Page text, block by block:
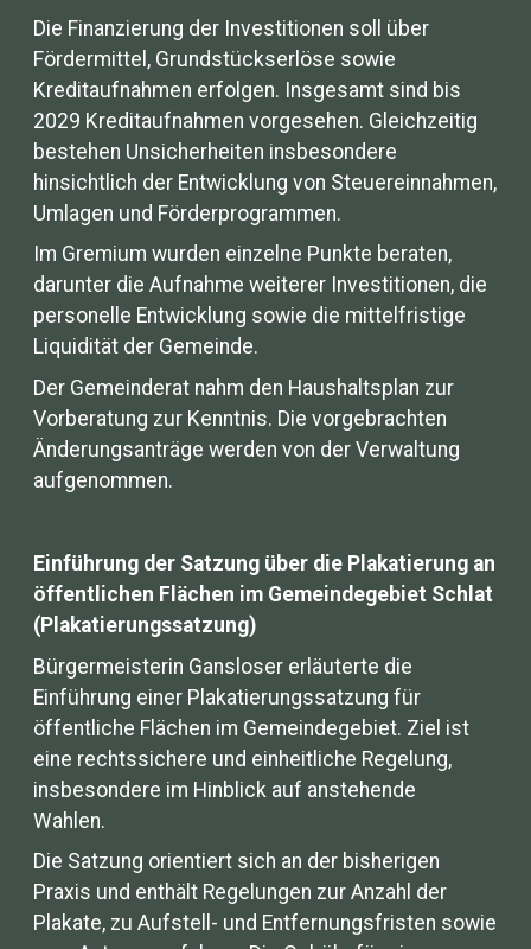
Die Finanzierung der Investitionen soll über
Fördermittel, Grundstückserlöse sowie
Kreditaufnahmen erfolgen. Insgesamt sind bis
2029 Kreditaufnahmen vorgesehen. Gleichzeitig
bestehen Unsicherheiten insbesondere
hinsichtlich der Entwicklung von Steuereinnahmen,
Umlagen und Förderprogrammen.
Im Gremium wurden einzelne Punkte beraten,
darunter die Aufnahme weiterer Investitionen, die
personelle Entwicklung sowie die mittelfristige
Liquidität der Gemeinde.
Der Gemeinderat nahm den Haushaltsplan zur
Vorberatung zur Kenntnis. Die vorgebrachten
Änderungsanträge werden von der Verwaltung
aufgenommen.
Einführung der Satzung über die Plakatierung an
öffentlichen Flächen im Gemeindegebiet Schlat
(Plakatierungssatzung)
Bürgermeisterin Gansloser erläuterte die
Einführung einer Plakatierungssatzung für
öffentliche Flächen im Gemeindegebiet. Ziel ist
eine rechtssichere und einheitliche Regelung,
insbesondere im Hinblick auf anstehende
Wahlen.
Die Satzung orientiert sich an der bisherigen
Praxis und enthält Regelungen zur Anzahl der
Plakate, zu Aufstell- und Entfernungsfristen sowie